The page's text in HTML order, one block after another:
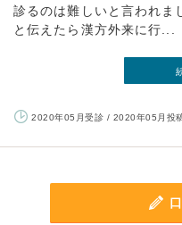
診るのは難しいと言われま
と伝えたら漢方外来に行...
2020年05月受診 / 2020年05月投